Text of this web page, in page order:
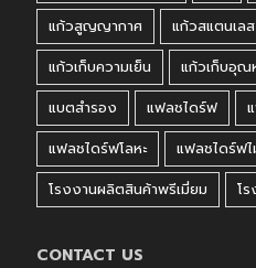
แก้วสูญญากาศ
แก้วสแตนเลส
แก้วเก็บความเย็น
แก้วเก็บอุ
แบตสำรอง
แฟลชไดร์ฟ
แฟลชไดร์ฟโลหะ
แฟลชไดร์ฟ
โรงงานผลิตสินค้าพรีเมี่ยม
โ
CONTACT US